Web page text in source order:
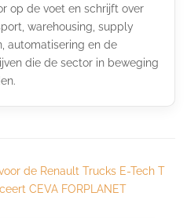
op de voet en schrijft over
warehousing, supply
automatisering en de
die de sector in beweging
de Renault Trucks E-Tech T
CEVA FORPLANET